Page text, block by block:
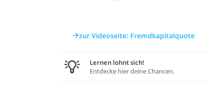
zur Videoseite: Fremdkapitalquote
Lernen lohnt sich!
Entdecke hier deine Chancen.